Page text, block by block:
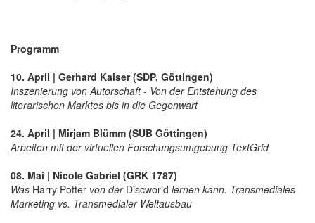
Programm
10. April | Gerhard Kaiser (SDP, Göttingen)
Inszenierung von Autorschaft - Von der Entstehung des
literarischen Marktes bis in die Gegenwart
24. April | Mirjam Blümm (SUB Göttingen)
Arbeiten mit der virtuellen Forschungsumgebung TextGrid
08. Mai | Nicole Gabriel (GRK 1787)
Was Harry Potter von derDiscworld lernen kann. Transmediales
Marketing vs. Transmedialer Weltausbau